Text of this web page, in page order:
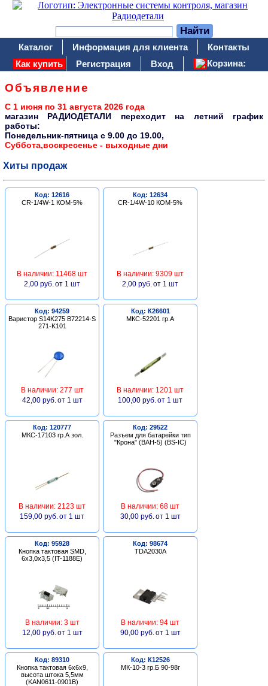
Каталог Информация для клиента
Контакты
Как купить
Регистрация Вход Корзина:
Объявление
С 1 июня по 31 августа 2026 года
магазин РАДИОДЕТАЛИ переходит на летний график
работы:
Понедельник-пятница c 9.00 до 19.00,
Суббота,воскресенье - выходные дни
Хиты продаж
Код: 12616
CR-1/4W-1 КОМ-5%
В наличии: 11468 шт
2,00 руб. от 1 шт
Код: 12634
CR-1/4W-10 КОМ-5%
В наличии: 9309 шт
2,00 руб. от 1 шт
Код: 94259
Варистор S14K275 B72214-S
271-K101
В наличии: 277 шт
42,00 руб. от 1 шт
Код: К26601
МКС-52201 гр.А
В наличии: 1201 шт
100,00 руб. от 1 шт
Код: 120777
МКС-17103 гр.А зол.
В наличии: 2123 шт
159,00 руб. от 1 шт
Код: 29522
Разъем для батарейки тип
"Крона" (BAH-5) (BS-IC)
В наличии: 68 шт
30,00 руб. от 1 шт
Код: 95928
Кнопка тактовая SMD,
6х3,0х3,5 (IT-1188E)
В наличии: 3 шт
12,00 руб. от 1 шт
Код: 98674
TDA2030A
В наличии: 94 шт
90,00 руб. от 1 шт
Код: 89310
Кнопка тактовая 6х6х9,
высота штока 5,5мм
(KAN0611-0901B)
Код: К12526
МК-10-3 гр.Б 90-98г